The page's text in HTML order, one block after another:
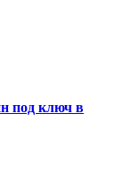
под ключ в